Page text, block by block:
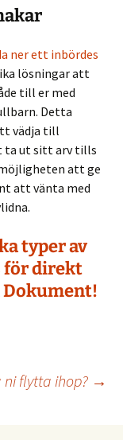
ner ett inbördes
lösningar att
till er med
Detta
vädja till
ta ut sitt arv tills
att ge
att vänta med
typer av
för direkt
Dokument!
ni flytta ihop? →